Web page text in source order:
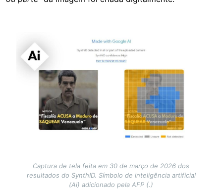
Captura de tela feita em 30 de março de 2026 dos
resultados do SynthID. Símbolo de inteligência artificial
(Ai) adicionado pela AFP (.)